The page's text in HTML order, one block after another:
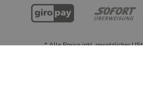
* Alle Preise inkl. gesetzlicher